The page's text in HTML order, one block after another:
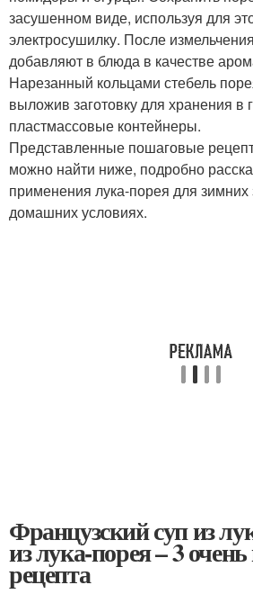
засушенном виде, используя для
электросушилку. После
добавляют в блюда в качестве
Нарезанный кольцами стебель
выложив заготовку для хранения в
пластмассовые контейнеры.
Представленные пошаговые
можно найти ниже, подробно
применения лука-порея для зимних
домашних условиях.
Французский суп из
из лука-порея – 3
рецепта